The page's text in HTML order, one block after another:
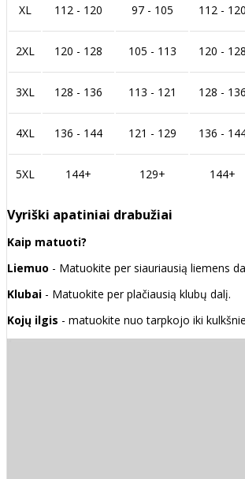
XL 112 - 120 97 - 105 112 - 120
2XL 120 - 128 105 - 113 120 - 128
3XL 128 - 136 113 - 121 128 - 136
4XL 136 - 144 121 - 129 136 -
5XL 144+ 129+ 144+
Vyriški apatiniai drabužiai
Kaip matuoti?
Liemuo - Matuokite per siauriausią liemens
Klubai - Matuokite per plačiausią klubų dalį.
Kojų ilgis - matuokite nuo tarpkojo iki